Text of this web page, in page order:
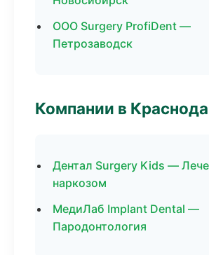
ООО Surgery ProfiDent —
Петрозаводск
Компании в
Дентал Surgery Kids —
наркозом
МедиЛаб Implant Dental —
Пародонтология